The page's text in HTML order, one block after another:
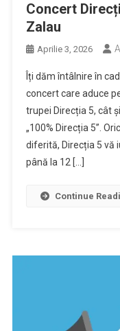
Concert
Zalau
Aprilie 3, 2026
Îți dăm întâlnire în
concert care aduce
trupei Direcția 5, cât
„100% Direcția 5”.
diferită, Direcția 5 vă
până la 12 […]
Continue